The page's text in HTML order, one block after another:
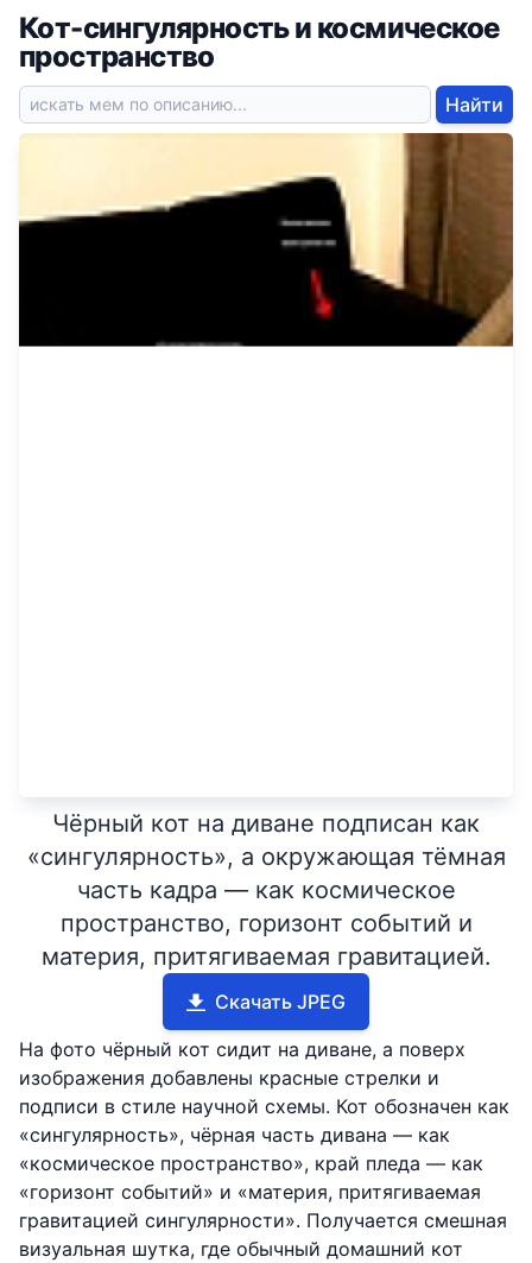
Кот-сингулярность и космическое
пространство
Найти
Чёрный кот на диване подписан как
«сингулярность», а окружающая тёмная
часть кадра — как космическое
пространство, горизонт событий и
материя, притягиваемая гравитацией.
Скачать JPEG
На фото чёрный кот сидит на диване, а поверх
изображения добавлены красные стрелки и
подписи в стиле научной схемы. Кот обозначен как
«сингулярность», чёрная часть дивана — как
«космическое пространство», край пледа — как
«горизонт событий» и «материя, притягиваемая
гравитацией сингулярности». Получается смешная
визуальная шутка, где обычный домашний кот